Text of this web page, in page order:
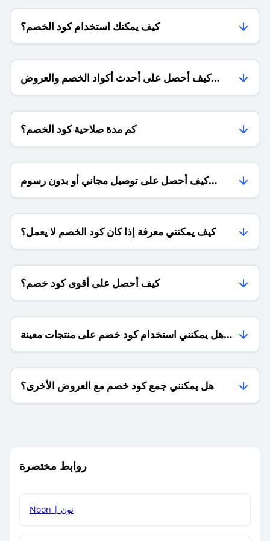
كيف يمكنك استخدام كود الخصم؟
كيف أحصل على أحدث أكواد الخصم والعروض
للمتاجر؟
كم مدة صلاحية كود الخصم؟
كيف أحصل على توصيل مجاني أو بدون رسوم
الشحن ؟
كيف يمكنني معرفة إذا كان كود الخصم لا يعمل؟
كيف أحصل على أقوى كود خصم؟
هل يمكنني استخدام كود خصم على منتجات معينة
فقط؟
هل يمكنني جمع كود خصم مع العروض الأخرى؟
روابط مختصرة
Noon | نون